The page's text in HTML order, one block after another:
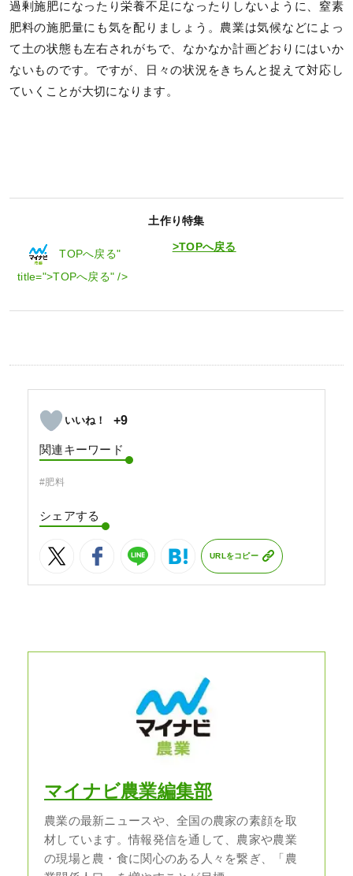
過剰施肥になったり栄養不足になったりしないように、窒素
肥料の施肥量にも気を配りましょう。農業は気候などによっ
て土の状態も左右されがちで、なかなか計画どおりにはいか
ないものです。ですが、日々の状況をきちんと捉えて対応し
ていくことが大切になります。
土作り特集
TOPへ戻る"
title=">TOPへ戻る" />
>TOPへ戻る
+9
関連キーワード
#肥料
シェアする
URLをコピー
マイナビ農業編集部
農業の最新ニュースや、全国の農家の素顔を取
材しています。情報発信を通して、農家や農業
の現場と農・食に関心のある人々を繋ぎ、「農